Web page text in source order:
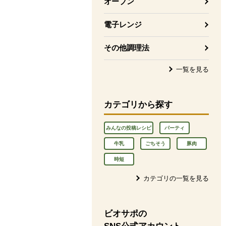
電子レンジ
その他調理法
一覧を見る
カテゴリから探す
みんなの投稿レシピ パーティ
牛乳 ごちそう 豚肉
時短
カテゴリの一覧を見る
ビオサポの